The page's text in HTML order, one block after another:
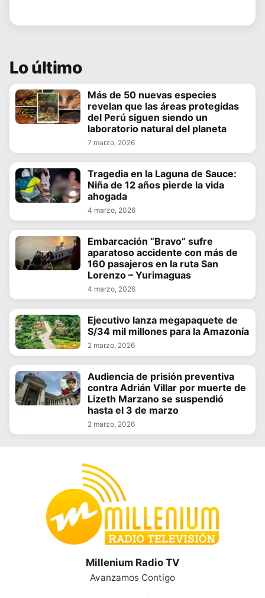
Lo último
Más de 50 nuevas especies
revelan que las áreas protegidas
del Perú siguen siendo un
laboratorio natural del planeta
7 marzo, 2026
Tragedia en la Laguna de Sauce:
Niña de 12 años pierde la vida
ahogada
4 marzo, 2026
Embarcación “Bravo” sufre
aparatoso accidente con más de
160 pasajeros en la ruta San
Lorenzo – Yurimaguas
4 marzo, 2026
Ejecutivo lanza megapaquete de
S/34 mil millones para la Amazonía
2 marzo, 2026
Audiencia de prisión preventiva
contra Adrián Villar por muerte de
Lizeth Marzano se suspendió
hasta el 3 de marzo
2 marzo, 2026
Millenium Radio TV
Avanzamos Contigo